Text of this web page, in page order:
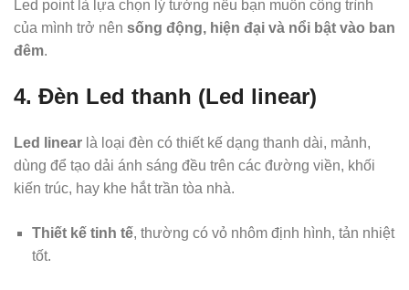
Led point là lựa chọn lý tưởng nếu bạn muốn công trình
của mình trở nên sống động, hiện đại và nổi bật vào ban
đêm.
4. Đèn Led thanh (Led linear)
Led linear là loại đèn có thiết kế dạng thanh dài, mảnh,
dùng để tạo dải ánh sáng đều trên các đường viền, khối
kiến trúc, hay khe hắt trần tòa nhà.
Thiết kế tinh tế, thường có vỏ nhôm định hình, tản nhiệt
tốt.